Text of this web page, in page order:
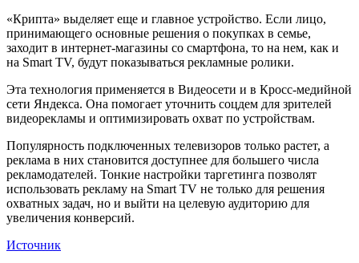
«Крипта» выделяет еще и главное устройство. Если лицо,
принимающего основные решения о покупках в семье,
заходит в интернет-магазины со смартфона, то на нем, как и
на Smart TV, будут показываться рекламные ролики.
Эта технология применяется в Видеосети и в Кросс-медийной
сети Яндекса. Она помогает уточнить соцдем для зрителей
видеорекламы и оптимизировать охват по устройствам.
Популярность подключенных телевизоров только растет, а
реклама в них становится доступнее для большего числа
рекламодателей. Тонкие настройки таргетинга позволят
использовать рекламу на Smart TV не только для решения
охватных задач, но и выйти на целевую аудиторию для
увеличения конверсий.
Источник